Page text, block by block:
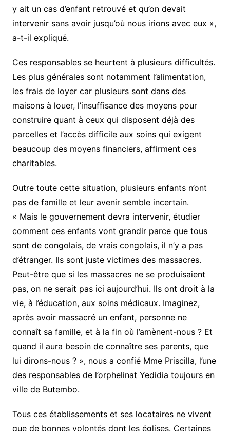
y ait un cas d’enfant retrouvé et qu’on devait
intervenir sans avoir jusqu’où nous irions avec eux »,
a-t-il expliqué.
Ces responsables se heurtent à plusieurs difficultés.
Les plus générales sont notamment l’alimentation,
les frais de loyer car plusieurs sont dans des
maisons à louer, l’insuffisance des moyens pour
construire quant à ceux qui disposent déjà des
parcelles et l’accès difficile aux soins qui exigent
beaucoup des moyens financiers, affirment ces
charitables.
Outre toute cette situation, plusieurs enfants n’ont
pas de famille et leur avenir semble incertain.
« Mais le gouvernement devra intervenir, étudier
comment ces enfants vont grandir parce que tous
sont de congolais, de vrais congolais, il n’y a pas
d’étranger. Ils sont juste victimes des massacres.
Peut-être que si les massacres ne se produisaient
pas, on ne serait pas ici aujourd’hui. Ils ont droit à la
vie, à l’éducation, aux soins médicaux. Imaginez,
après avoir massacré un enfant, personne ne
connaît sa famille, et à la fin où l’amènent-nous ? Et
quand il aura besoin de connaître ses parents, que
lui dirons-nous ? », nous a confié Mme Priscilla, l’une
des responsables de l’orphelinat Yedidia toujours en
ville de Butembo.
Tous ces établissements et ses locataires ne vivent
que de bonnes volontés dont les églises. Certaines